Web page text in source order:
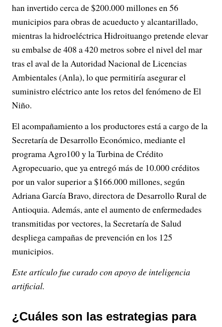
han invertido cerca de $200.000 millones en 56
municipios para obras de acueducto y alcantarillado,
mientras la hidroeléctrica Hidroituango pretende elevar
su embalse de 408 a 420 metros sobre el nivel del mar
tras el aval de la Autoridad Nacional de Licencias
Ambientales (Anla), lo que permitiría asegurar el
suministro eléctrico ante los retos del fenómeno de El
Niño.
El acompañamiento a los productores está a cargo de la
Secretaría de Desarrollo Económico, mediante el
programa Agro100 y la Turbina de Crédito
Agropecuario, que ya entregó más de 10.000 créditos
por un valor superior a $166.000 millones, según
Adriana García Bravo, directora de Desarrollo Rural de
Antioquia. Además, ante el aumento de enfermedades
transmitidas por vectores, la Secretaría de Salud
despliega campañas de prevención en los 125
municipios.
Este artículo fue curado con apoyo de inteligencia
artificial.
¿Cuáles son las estrategias para